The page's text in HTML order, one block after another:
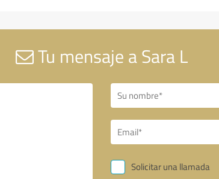
Tu mensaje a Sara L
Solicitar una llamada